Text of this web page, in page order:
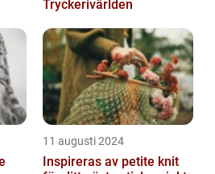
Tryckerivärlden
11 augusti 2024
Inspireras av petite knit